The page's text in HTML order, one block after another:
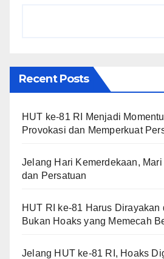
Recent Posts
HUT ke-81 RI Menjadi
Provokasi dan Memperkuat
Jelang Hari Kemerdekaan,
dan Persatuan
HUT RI ke-81 Harus Dirayakan
Bukan Hoaks yang Memecah
Jelang HUT ke-81 RI, Hoaks